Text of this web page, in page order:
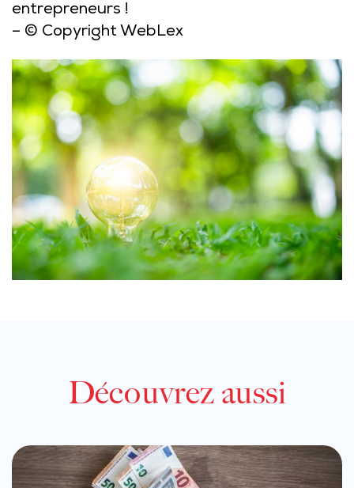
entrepreneurs !
– © Copyright WebLex
Découvrez aussi